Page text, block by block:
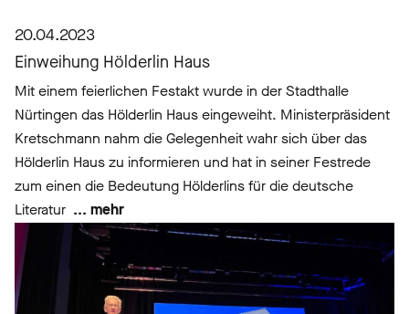
20.04.2023
Einweihung Hölderlin Haus
Mit einem feierlichen Festakt wurde in der Stadthalle
Nürtingen das Hölderlin Haus eingeweiht. Ministerpräsident
Kretschmann nahm die Gelegenheit wahr sich über das
Hölderlin Haus zu informieren und hat in seiner Festrede
zum einen die Bedeutung Hölderlins für die deutsche
Literatur ... mehr